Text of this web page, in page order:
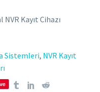
Kayıt Cihazı
Sistemleri, NVR Kayıt